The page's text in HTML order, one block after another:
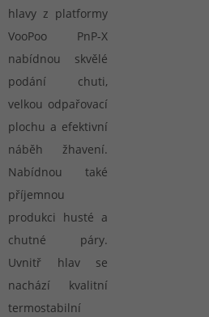
hlavy z platformy
VooPoo PnP-X
nabídnou skvělé
podání chuti,
velkou odpařovací
plochu a efektivní
náběh žhavení.
Nabídnou také
příjemnou
produkci husté a
chutné páry.
Uvnitř hlav se
nachází kvalitní
termostabilní